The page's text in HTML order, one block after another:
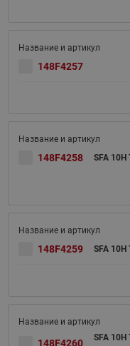
148F4257
148F4258 SFA
148F4259 SFA
148F4260
SFA 10H